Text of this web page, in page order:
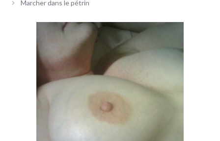
Marcher dans le pétrin